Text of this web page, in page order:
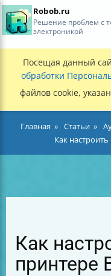
Robob.ru
Решение проблем с
электроникой
Посещая данный
обработки
файлов cookie,
Главная Статьи
Как
Как
принтере